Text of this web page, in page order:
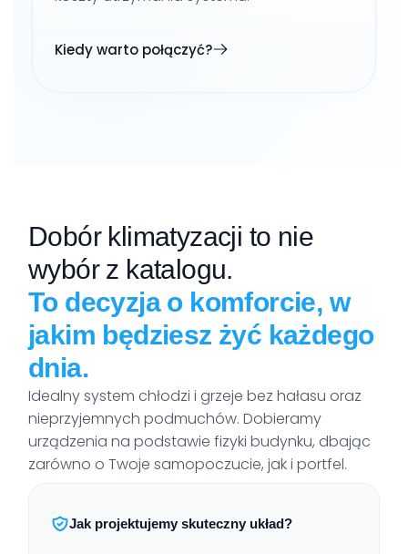
Kiedy warto połączyć?
Dobór klimatyzacji to nie
wybór z katalogu.
To decyzja o komforcie, w
jakim będziesz żyć każdego
dnia.
Idealny system chłodzi i grzeje bez hałasu oraz
nieprzyjemnych podmuchów. Dobieramy
urządzenia na podstawie fizyki budynku, dbając
zarówno o Twoje samopoczucie, jak i portfel.
Jak projektujemy skuteczny układ?